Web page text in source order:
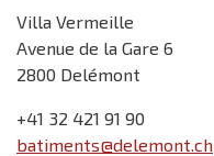
Villa Vermeille
Avenue de la Gare 6
2800 Delémont
+41 32 421 91 90
batiments@delemont.ch